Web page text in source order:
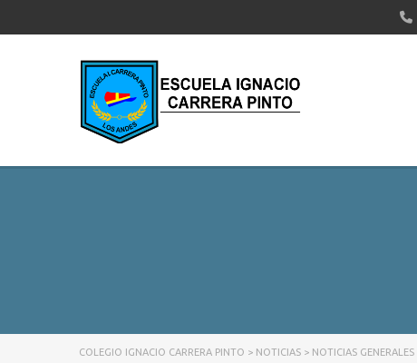
COLEGIO IGNACIO CARRERA PINTO > NOTICIAS > NOTICIAS GENERALES